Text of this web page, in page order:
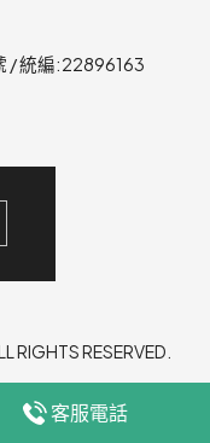
/ 統編:22896163
RESERVED.
客服電話